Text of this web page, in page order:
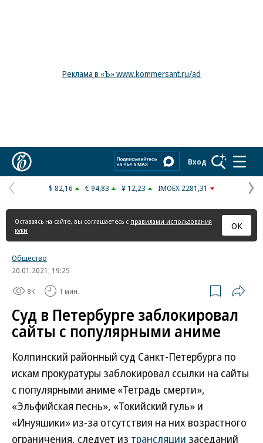
Реклама в «Ъ» www.kommersant.ru/ad
Вход
Предыдущая
страница
$ 82,16 € 94,83 ¥ 12,23 IMOEX 2281,31
Оставаясь на сайте, вы соглашаетесь с правилами использования
куки
ОК
Общество
20.01.2021, 19:25
8K 1 мин.
Суд в Петербурге заблокировал
сайты с популярными аниме
Колпинский районный суд Санкт-Петербурга по
искам прокуратуры заблокировал ссылки на сайты
с популярными аниме «Тетрадь смерти»,
«Эльфийская песнь», «Токийский гуль» и
«Инуяшики» из-за отсутствия на них возрастного
ограничения, следует из трансляции заседаний